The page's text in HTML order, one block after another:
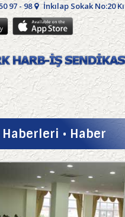
97 - 98 İnkılap Sokak No:20
• Haber